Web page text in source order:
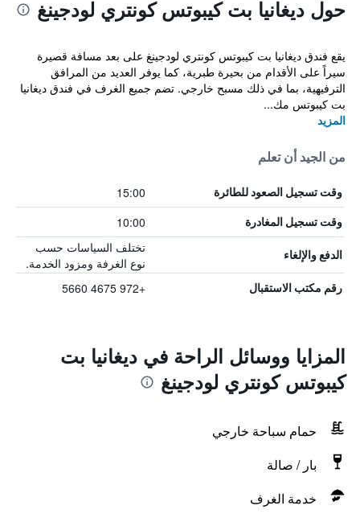
حول ديغانيا بت كيبوتس كونتري لودجينغ
يقع فندق ديغانيا بت كيبوتس كونتري لودجينغ على بعد مسافة قصيرة
سيراً على الأقدام من بحيرة طبرية، كما يوفر العديد من المرافق
الترفيهية، بما في ذلك مسبح خارجي. تضم جميع الغرف في فندق ديغانيا
بت كيبوتس مك...
المزيد
من الجيد أن تعلم
وقت تسجيل الصعود للطائرة 15:00
وقت تسجيل المغادرة 10:00
الدفع والإلغاء
تختلف السياسات حسب
نوع الغرفة ومزود الخدمة.
رقم مكتب الاستقبال +972 4675 5660
المزايا ووسائل الراحة في ديغانيا بت
كيبوتس كونتري لودجينغ
حمام سباحة خارجي
بار / صالة
خدمة الغرف